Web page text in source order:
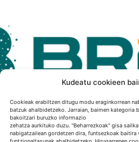
Kudeatu cookieen
Cookieak erabiltzen ditugu modu eraginkorrean
batzuk ahalbidetzeko. Jarraian, baimen kategoria
bakoitzari buruzko informazio
zehatza aurkituko duzu. "Beharrezkoak" gisa
nabigatzailean gordetzen dira, funtsezkoak baitira